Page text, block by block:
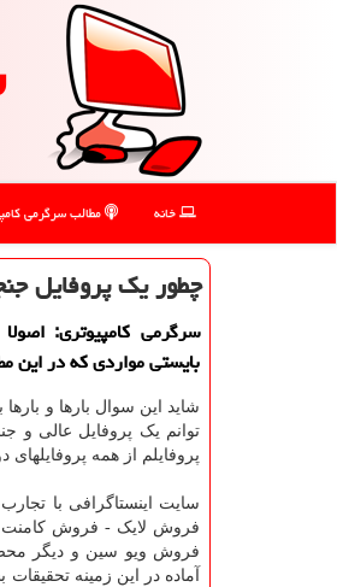
خانه مطالب سرگرمی
چطور یك پروفایل
سرگرمی كامپیوتری:
بایستی مواردی كه در این
شاید این سوال بارها و
توانم یک پروفایل عالی و
پروفایلم از همه
سایت اینستاگرافی با
فروش لایک - فروش
فروش ویو سین و دیگر
آماده در این زمینه